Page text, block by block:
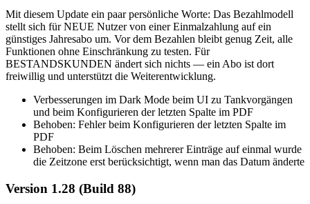
Mit diesem Update ein paar persönliche Worte: Das Bezahlmodell
stellt sich für NEUE Nutzer von einer Einmalzahlung auf ein
günstiges Jahresabo um. Vor dem Bezahlen bleibt genug Zeit, alle
Funktionen ohne Einschränkung zu testen. Für
BESTANDSKUNDEN ändert sich nichts — ein Abo ist dort
freiwillig und unterstützt die Weiterentwicklung.
Verbesserungen im Dark Mode beim UI zu Tankvorgängen
und beim Konfigurieren der letzten Spalte im PDF
Behoben: Fehler beim Konfigurieren der letzten Spalte im
PDF
Behoben: Beim Löschen mehrerer Einträge auf einmal wurde
die Zeitzone erst berücksichtigt, wenn man das Datum änderte
Version 1.28 (Build 88)